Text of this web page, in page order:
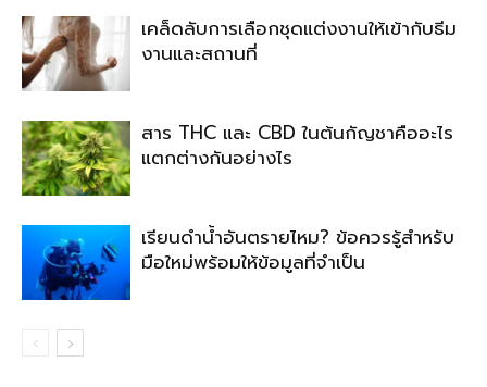
เคล็ดลับการเลือกชุดแต่งงานให้เข้ากับธีม
งานและสถานที่
สาร THC และ CBD ในต้นกัญชาคืออะไร
แตกต่างกันอย่างไร
เรียนดำน้ำอันตรายไหม? ข้อควรรู้สำหรับ
มือใหม่พร้อมให้ข้อมูลที่จำเป็น